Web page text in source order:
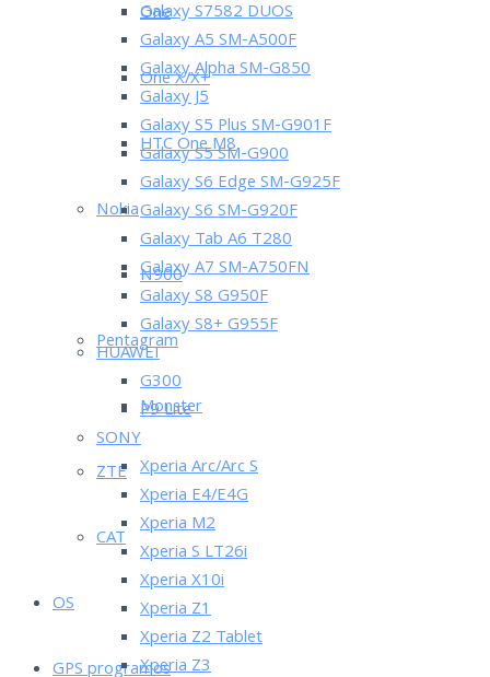
One
One X/X+
HTC One M8
Nokia
N900
Pentagram
Monster
ZTE
CAT
OS
GPS programos
Galaxy S7582 DUOS
Galaxy A5 SM-A500F
Galaxy Alpha SM-G850
Galaxy J5
Galaxy S5 Plus SM-G901F
Galaxy S5 SM-G900
Galaxy S6 Edge SM-G925F
Galaxy S6 SM-G920F
Galaxy Tab A6 T280
Galaxy A7 SM-A750FN
Galaxy S8 G950F
Galaxy S8+ G955F
HUAWEI
G300
P9 Lite
SONY
Xperia Arc/Arc S
Xperia E4/E4G
Xperia M2
Xperia S LT26i
Xperia X10i
Xperia Z1
Xperia Z2 Tablet
Xperia Z3